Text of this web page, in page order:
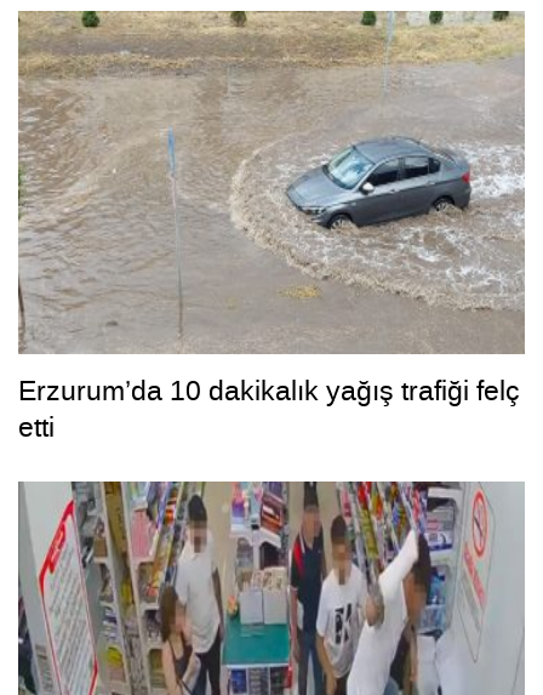
Erzurum’da 10 dakikalık yağış trafiği felç
etti